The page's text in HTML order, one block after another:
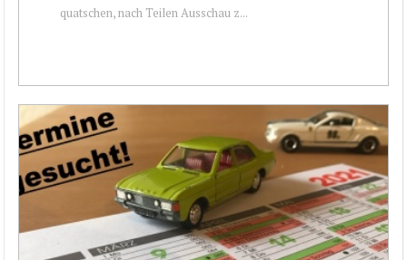
quatschen, nach Teilen Ausschau z...